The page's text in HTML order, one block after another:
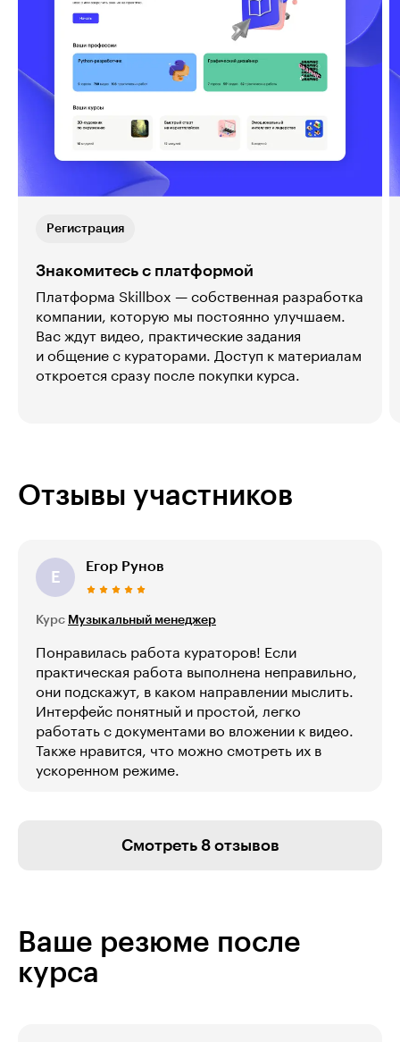
Регистрация
Знакомитесь с платформой
Платформа Skillbox — собственная разработка
компании, которую мы постоянно улучшаем.
Вас ждут видео, практические задания
и общение с кураторами. Доступ к материалам
откроется сразу после покупки курса.
Отзывы участников
Е
Егор Рунов
Курс Музыкальный менеджер
Понравилась работа кураторов! Если
практическая работа выполнена неправильно,
они подскажут, в каком направлении мыслить.
Интерфейс понятный и простой, легко
работать с документами во вложении к видео.
Также нравится, что можно смотреть их в
ускоренном режиме.
Смотреть 8 отзывов
Ваше резюме после
курса